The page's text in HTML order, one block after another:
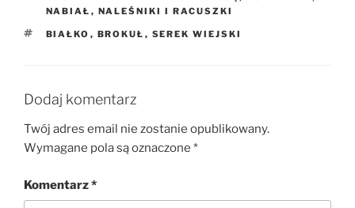
NABIAŁ , NALEŚNIKI I RACUSZKI
TAGI
BIAŁKO , BROKUŁ , SEREK WIEJSKI
Dodaj komentarz
Twój adres email nie zostanie opublikowany.
Wymagane pola są oznaczone *
Komentarz*